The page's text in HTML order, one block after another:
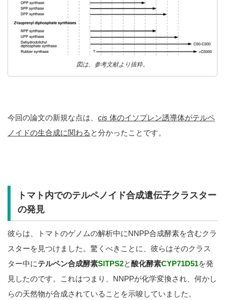
図は、参考文献より抜粋。
今回の論文の新規な点は、 cis 体のイソプレン誘導体がテルペ
ノイドの生合成に関わる と分かったことです。
トマト内でのテルペノイド合成遺伝子クラスター
の発見
彼らは、トマトのゲノムの解析中にNNPP合成酵素を含むクラ
スターを見つけました。驚くべきことに、彼らはそのクラス
ター中にテルペン合成酵素SlTPS2と酸化酵素CYP71D51を発
見したのです。これはつまり、NNPPが化学変換され、何かし
らの天然物が合成されていることを示唆していました。